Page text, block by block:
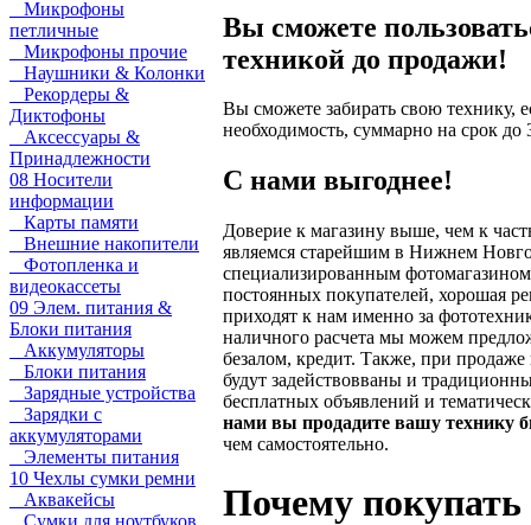
Микрофоны
петличные
Микрофоны прочие
Наушники & Колонки
Рекордеры &
Диктофоны
Аксессуары &
Принадлежности
08 Носители
информации
Карты памяти
Внешние накопители
Фотопленка и
видеокассеты
09 Элем. питания &
Блоки питания
Аккумуляторы
Блоки питания
Зарядные устройства
Зарядки с
аккумуляторами
Элементы питания
10 Чехлы сумки ремни
Аквакейсы
Сумки для ноутбуков
Вы сможете
техникой до продажи!
Вы сможете забирать свою технику,
необходимость, суммарно на срок
С нами выгоднее!
Доверие к магазину выше, чем к
являемся старейшим в Нижнем
специализированным
постоянных покупателей, хорошая
приходят к нам именно за
наличного расчета мы можем
безалом, кредит. Также, при
будут задействовваны и
бесплатных объявлений и
нами вы продадите вашу технику
чем самостоятельно.
Почему